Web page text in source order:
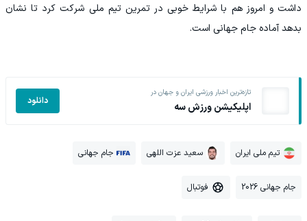
داشت و امروز هم با شرایط خوبی در تمرین تیم ملی شرکت کرد تا نشان
بدهد آماده جام جهانی است.
تازه‌ترین اخبار ورزشی ایران و جهان در
اپلیکیشن ورزش سه دانلود
تیم ملی ایران سعید عزت اللهی جام جهانی
جام جهانی 2026 فوتبال